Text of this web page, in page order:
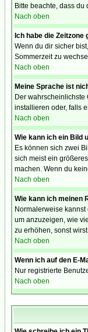
Bitte beachte, dass
Nach oben
Ich habe die
Wenn du dir sicher
Sommerzeit zu
Nach oben
Meine Sprache ist
Der wahrscheinlichste
installieren oder, falls
Nach oben
Wie kann ich ein Bild
Es können sich zwei
sich meist ein
machen. Wenn du
Nach oben
Wie kann ich meinen
Normalerweise
um anzuzeigen, wie
zu erhöhen, sonst
Nach oben
Wenn ich auf den E-
Nur registrierte
Nach oben